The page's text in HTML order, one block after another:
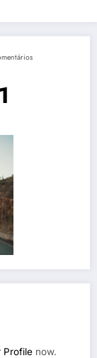
Profile now.